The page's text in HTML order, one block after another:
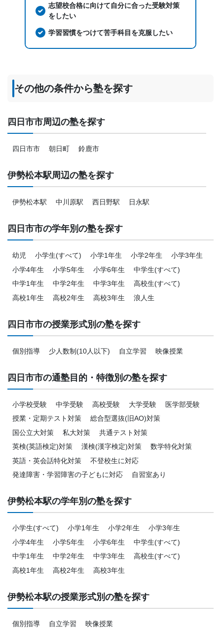
志望校合格に向けて自分に合った受験対策
をしたい
学習習慣をつけて苦手科目を克服したい
その他の条件から塾を探す
四日市市周辺の塾を探す
四日市市 朝日町 鈴鹿市
伊勢松本駅周辺の塾を探す
伊勢松本駅 中川原駅 西日野駅 日永駅
四日市市の学年別の塾を探す
幼児 小学生(すべて) 小学1年生 小学2年生
小学3年生
小学4年生
小学5年生 小学6年生
中学生(すべて)
中学1年生
中学2年生 中学3年生
高校生(すべて)
高校1年生
高校2年生 高校3年生 浪人生
四日市市の授業形式別の塾を探す
個別指導 少人数制(10人以下) 自立学習 映像授業
四日市市の通塾目的・特徴別の塾を探す
小学校受験 中学受験 高校受験 大学受験
医学部受験
授業・定期テスト対策
総合型選抜(旧AO)対策
国公立大対策
私大対策
共通テスト対策
英検(英語検定)対策
漢検(漢字検定)対策
数学特化対策
英語・英会話特化対策
不登校生に対応
発達障害・学習障害の子どもに対応
自習室あり
伊勢松本駅の学年別の塾を探す
小学生(すべて) 小学1年生 小学2年生
小学3年生
小学4年生
小学5年生 小学6年生
中学生(すべて)
中学1年生
中学2年生 中学3年生
高校生(すべて)
高校1年生
高校2年生 高校3年生
伊勢松本駅の授業形式別の塾を探す
個別指導 自立学習 映像授業